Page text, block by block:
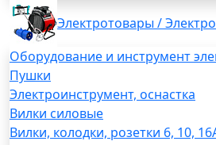
Электротовары /
Оборудование и инструмент
Пушки
Электроинструмент, оснастка
Вилки силовые
Вилки, колодки, розетки 6, 10,